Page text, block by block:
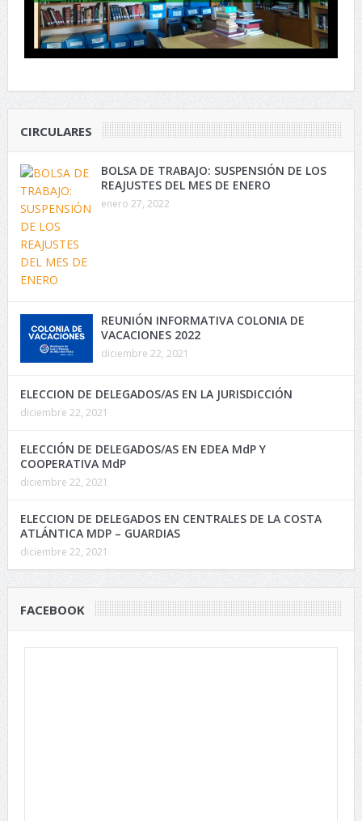
CIRCULARES
BOLSA DE TRABAJO: SUSPENSIÓN DE LOS
REAJUSTES DEL MES DE ENERO
enero 27, 2022
REUNIÓN INFORMATIVA COLONIA DE
VACACIONES 2022
diciembre 22, 2021
ELECCION DE DELEGADOS/AS EN LA JURISDICCIÓN
diciembre 22, 2021
ELECCIÓN DE DELEGADOS/AS EN EDEA MdP Y
COOPERATIVA MdP
diciembre 22, 2021
ELECCION DE DELEGADOS EN CENTRALES DE LA COSTA
ATLÁNTICA MDP – GUARDIAS
diciembre 22, 2021
FACEBOOK